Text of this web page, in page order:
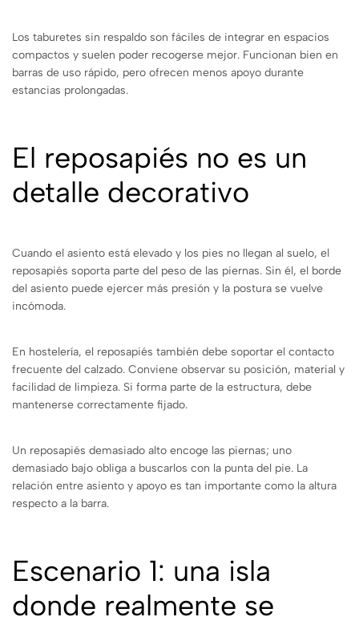
Los taburetes sin respaldo son fáciles de integrar en espacios
compactos y suelen poder recogerse mejor. Funcionan bien en
barras de uso rápido, pero ofrecen menos apoyo durante
estancias prolongadas.
El reposapiés no es un
detalle decorativo
Cuando el asiento está elevado y los pies no llegan al suelo, el
reposapiés soporta parte del peso de las piernas. Sin él, el borde
del asiento puede ejercer más presión y la postura se vuelve
incómoda.
En hostelería, el reposapiés también debe soportar el contacto
frecuente del calzado. Conviene observar su posición, material y
facilidad de limpieza. Si forma parte de la estructura, debe
mantenerse correctamente fijado.
Un reposapiés demasiado alto encoge las piernas; uno
demasiado bajo obliga a buscarlos con la punta del pie. La
relación entre asiento y apoyo es tan importante como la altura
respecto a la barra.
Escenario 1: una isla
donde realmente se